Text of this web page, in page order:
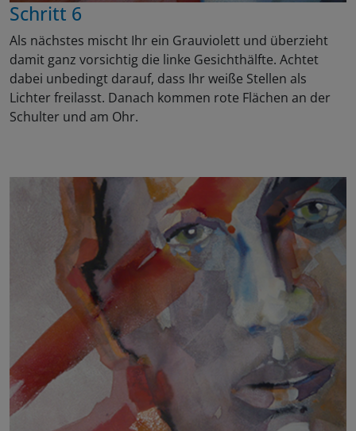
Schritt 6
Als nächstes mischt Ihr ein Grauviolett und überzieht
damit ganz vorsichtig die linke Gesichthälfte. Achtet
dabei unbedingt darauf, dass Ihr weiße Stellen als
Lichter freilasst. Danach kommen rote Flächen an der
Schulter und am Ohr.